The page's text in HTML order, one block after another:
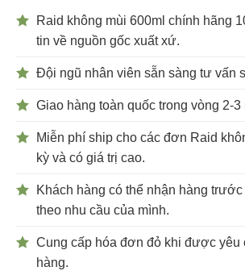
Raid không mùi 600ml chính hãng
tin về nguồn gốc xuất xứ.
Đội ngũ nhân viên sẵn sàng tư vấn
Giao hàng toàn quốc trong vòng 2-3
Miễn phí ship cho các đơn Raid
kỳ và có giá trị cao.
Khách hàng có thể nhận hàng
theo nhu cầu của mình.
Cung cấp hóa đơn đỏ khi được yêu
hàng.